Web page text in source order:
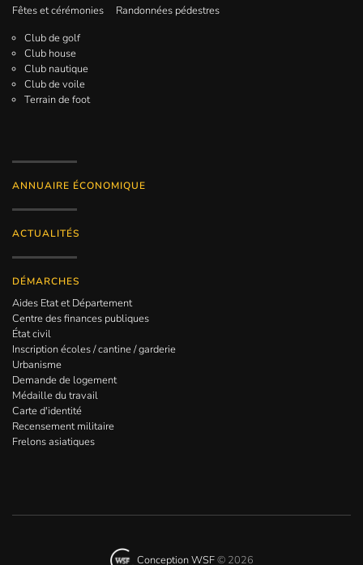
Fêtes et cérémonies
Randonnées pédestres
Club de golf
Club house
Club nautique
Club de voile
Terrain de foot
ANNUAIRE ÉCONOMIQUE
ACTUALITÉS
DÉMARCHES
Aides Etat et Département
Centre des finances publiques
État civil
Inscription écoles / cantine / garderie
Urbanisme
Demande de logement
Médaille du travail
Carte d'identité
Recensement militaire
Frelons asiatiques
Conception WSF© 2026